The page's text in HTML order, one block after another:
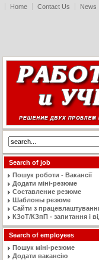
Home Contact Us News
Search of job
Пошук роботи - Вакансії
Додати міні-резюме
Составление резюме
Шаблоны резюме
Сайти з
КЗоТ/КЗпП - запитання і
Search of employees
Пошук міні-резюме
Додати вакансію